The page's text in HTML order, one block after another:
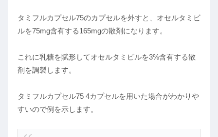
タミフルカプセル75のカプセルを外すと、オセルタミビ
ルを75mg含有する165mgの散剤になります。
これに乳糖を賦形してオセルタミビルを3%含有する散
剤を調製します。
タミフルカプセル75 4カプセルを用いた場合がわかりや
すいので例を示します。